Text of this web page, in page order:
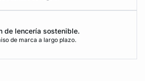
de lencería sostenible.
de marca a largo plazo.